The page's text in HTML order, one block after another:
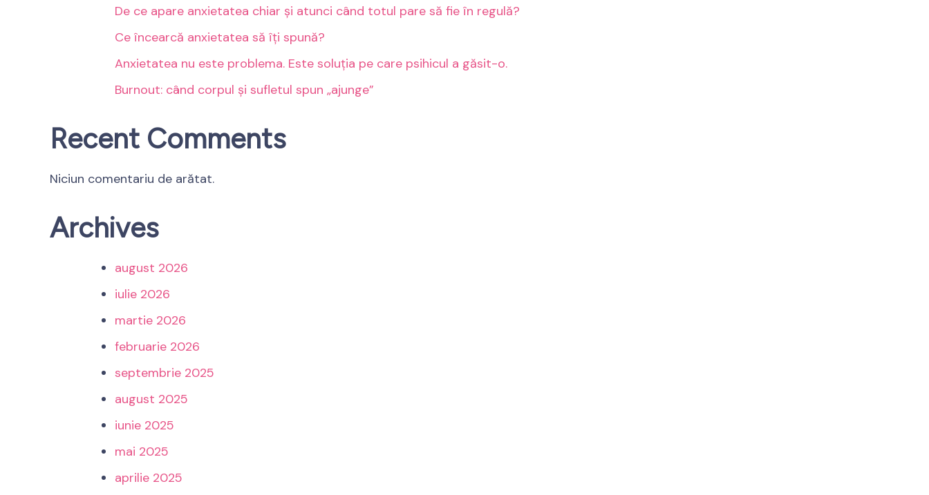
De ce apare anxietatea chiar și atunci când totul pare să fie în regulă?
Ce încearcă anxietatea să îți spună?
Anxietatea nu este problema. Este soluția pe care psihicul a găsit-o.
Burnout: când corpul și sufletul spun „ajunge”
Recent Comments
Niciun comentariu de arătat.
Archives
august 2026
iulie 2026
martie 2026
februarie 2026
septembrie 2025
august 2025
iunie 2025
mai 2025
aprilie 2025